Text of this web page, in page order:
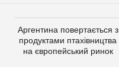
Аргентина повертається з
продуктами птахівництва
на європейський ринок